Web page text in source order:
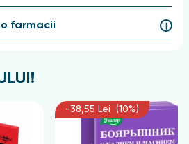
de cătină și extractul organic
efectul de îngrijire și conferă
farmacii
-38,55 Lei (10%)